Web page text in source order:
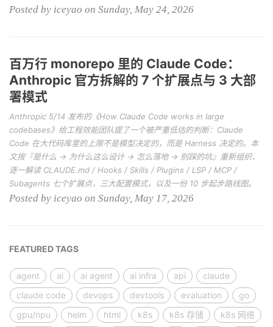
Posted by iceyao on Sunday, May 24, 2026
百万行 monorepo 里的 Claude Code：
Anthropic 官方拆解的 7 个扩展点与 3 大部
署模式
Anthropic 5/14 发布的《How Claude Code works in large
codebases》给工程效能团队提了一个被严重低估的判断：Claude
Code 在大代码库里的上限不是模型决定的，而是 Harness 决定的。本
文按『是什么 → 为什么这么设计 → 怎么落地 → 别踩的坑』重新组织，
逐一解读 CLAUDE.md / Hooks / Skills / Plugins / LSP / MCP /
Subagents 七个扩展点，三大配置模式，以及一份 10 步起步路线图。
Posted by iceyao on Sunday, May 17, 2026
FEATURED TAGS
agent ai ai agent ai infra api
claude
claude code
devops devtools evaluation
go
gpu/npu
helm html k8s k8s 存储
k8s 网络